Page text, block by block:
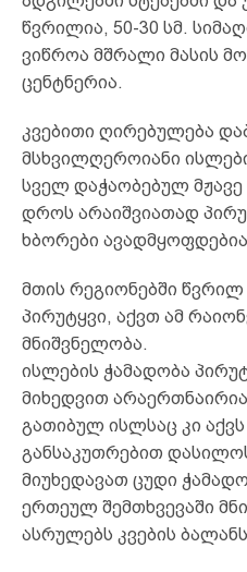
წვრილია, 50-30 სმ.
ვიწროა მშრალი მასის
ცენტნერია.
კვებითი ღირებულება
მსხვილღეროიანი
სველ დაჭაობებულ მჟავე
დროს არაიშვიათად
ხბორები
მთის რეგიონებში
პირუტყვი, აქვთ ამ
მნიშვნელობა.
ისლების ჭამადობა
მიხედვით
გათიბულ ისლსაც კი
განსაკუთრებით
მიუხედავათ ცუდი
ერთეულ შემთხვევაში
ასრულებს კვების